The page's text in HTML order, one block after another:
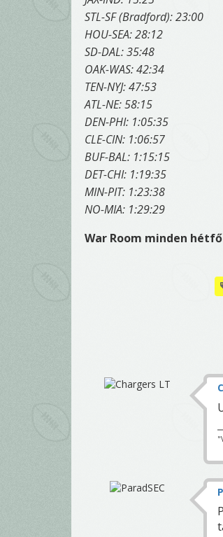
STL-SF (Bradford): 23:00
HOU-SEA: 28:12
SD-DAL: 35:48
OAK-WAS: 42:34
TEN-NYJ: 47:53
ATL-NE: 58:15
DEN-PHI: 1:05:35
CLE-CIN: 1:06:57
BUF-BAL: 1:15:15
DET-CHI: 1:19:35
MIN-PIT: 1:23:38
NO-MIA: 1:29:29
War Room minden